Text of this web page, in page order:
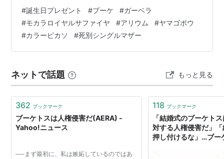
ング参加中死別 未亡人 ランキング参加中シングルマザー
#誕生日プレゼント #ブーケ #ガーベラ
#モカラロイヤルサファイヤ #アリウム #ヤマゴボウ
#カラーピカソ #死別シングルマザー
ネットで話題 もっと見る
362 ブックマーク
ブーケトスは人権侵害だ(AERA) -
Yahoo!ニュース
──まず最初に、私は嫉妬しているのではあ
118 ブックマーク
「結婚式のブーケト
対する人権侵害だ」
押し付けるな」…ブー